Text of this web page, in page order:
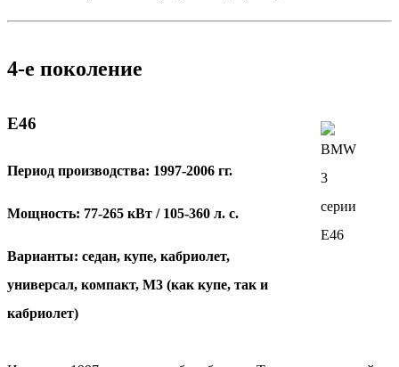
4-е поколение
Е46
Период производства: 1997-2006 гг.
Мощность: 77-265 кВт / 105-360 л. с.
Варианты: седан, купе, кабриолет,
универсал, компакт, М3 (как купе, так и
кабриолет)